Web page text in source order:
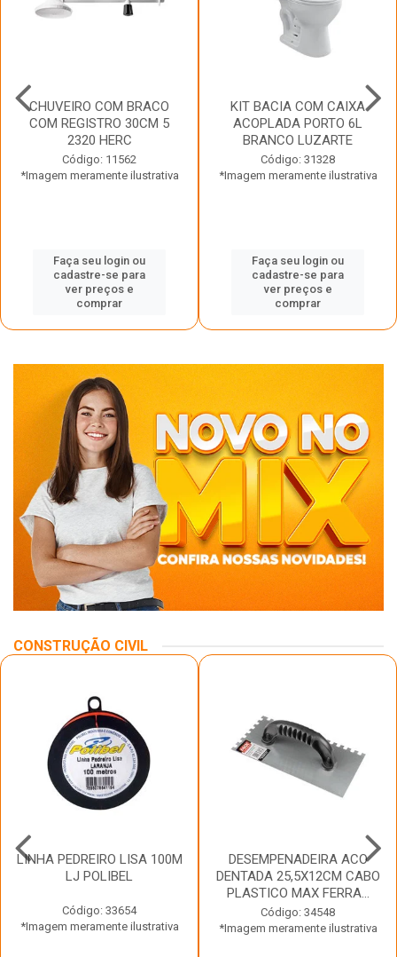
CHUVEIRO COM BRACO
COM REGISTRO 30CM 5
2320 HERC
Código: 11562
*Imagem meramente ilustrativa
Faça seu login ou
cadastre-se para
ver preços e
comprar
KIT BACIA COM CAIXA
ACOPLADA PORTO 6L
BRANCO LUZARTE
Código: 31328
*Imagem meramente ilustrativa
Faça seu login ou
cadastre-se para
ver preços e
comprar
CONSTRUÇÃO CIVIL
LINHA PEDREIRO LISA 100M
LJ POLIBEL
Código: 33654
*Imagem meramente ilustrativa
DESEMPENADEIRA ACO
DENTADA 25,5X12CM CABO
PLASTICO MAX FERRA...
Código: 34548
*Imagem meramente ilustrativa